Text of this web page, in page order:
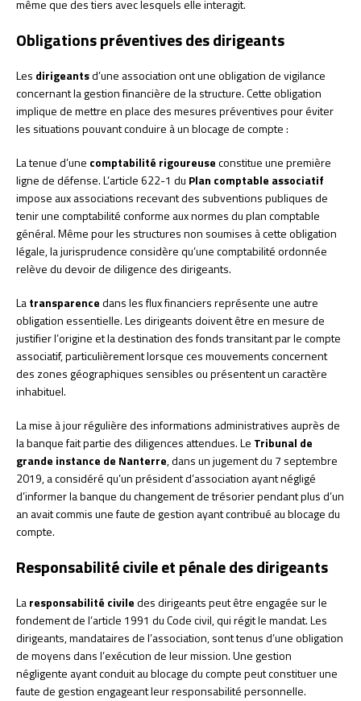
même que des tiers avec lesquels elle interagit.
Obligations préventives des dirigeants
Les dirigeantsd’une association ont une obligation de vigilance
concernant la gestion financière de la structure. Cette obligation
implique de mettre en place des mesures préventives pour éviter
les situations pouvant conduire à un blocage de compte :
La tenue d’une comptabilité rigoureuseconstitue une première
ligne de défense. L’article 622-1 du Plan comptable associatif
impose aux associations recevant des subventions publiques de
tenir une comptabilité conforme aux normes du plan comptable
général. Même pour les structures non soumises à cette obligation
légale, la jurisprudence considère qu’une comptabilité ordonnée
relève du devoir de diligence des dirigeants.
Latransparencedans les flux financiers représente une autre
obligation essentielle. Les dirigeants doivent être en mesure de
justifier l’origine et la destination des fonds transitant par le compte
associatif, particulièrement lorsque ces mouvements concernent
des zones géographiques sensibles ou présentent un caractère
inhabituel.
La mise à jour régulière des informations administratives auprès de
la banque fait partie des diligences attendues. Le Tribunal de
grande instance de Nanterre, dans un jugement du 7 septembre
2019, a considéré qu’un président d’association ayant négligé
d’informer la banque du changement de trésorier pendant plus d’un
an avait commis une faute de gestion ayant contribué au blocage du
compte.
Responsabilité civile et pénale des dirigeants
Laresponsabilité civiledes dirigeants peut être engagée sur le
fondement de l’article 1991 du Code civil, qui régit le mandat. Les
dirigeants, mandataires de l’association, sont tenus d’une obligation
de moyens dans l’exécution de leur mission. Une gestion
négligente ayant conduit au blocage du compte peut constituer une
faute de gestion engageant leur responsabilité personnelle.